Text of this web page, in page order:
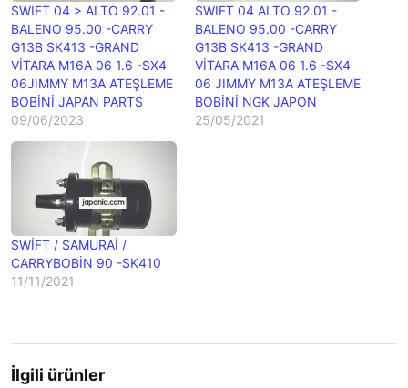
SWIFT 04 > ALTO 92.01 -
BALENO 95.00 -CARRY
G13B SK413 -GRAND
VİTARA M16A 06 1.6 -SX4
06JIMMY M13A ATEŞLEME
BOBİNİ JAPAN PARTS
09/06/2023
SWIFT 04 ALTO 92.01 -
BALENO 95.00 -CARRY
G13B SK413 -GRAND
VİTARA M16A 06 1.6 -SX4
06 JIMMY M13A ATEŞLEME
BOBİNİ NGK JAPON
25/05/2021
SWİFT / SAMURAİ /
CARRYBOBİN 90 -SK410
11/11/2021
İlgili ürünler